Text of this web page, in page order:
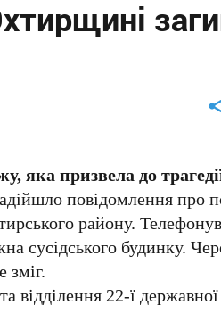
яка призвела до
повідомлення про
району.
сусідського будинку.
відділення 22-ї державної